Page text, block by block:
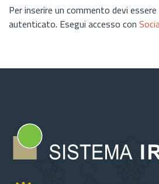
Per inserire un commento devi
autenticato. Esegui accesso con